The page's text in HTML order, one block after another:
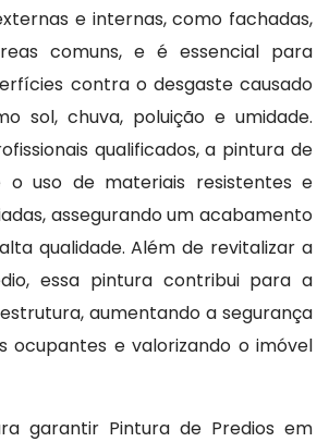
e internas, como fachadas,
comuns, e é essencial para
contra o desgaste causado
sol, chuva, poluição e umidade.
qualificados, a pintura de
o uso de materiais resistentes e
assegurando um acabamento
qualidade. Além de revitalizar a
essa pintura contribui para a
aumentando a segurança
ocupantes e valorizando o imóvel
garantir Pintura de Predios em